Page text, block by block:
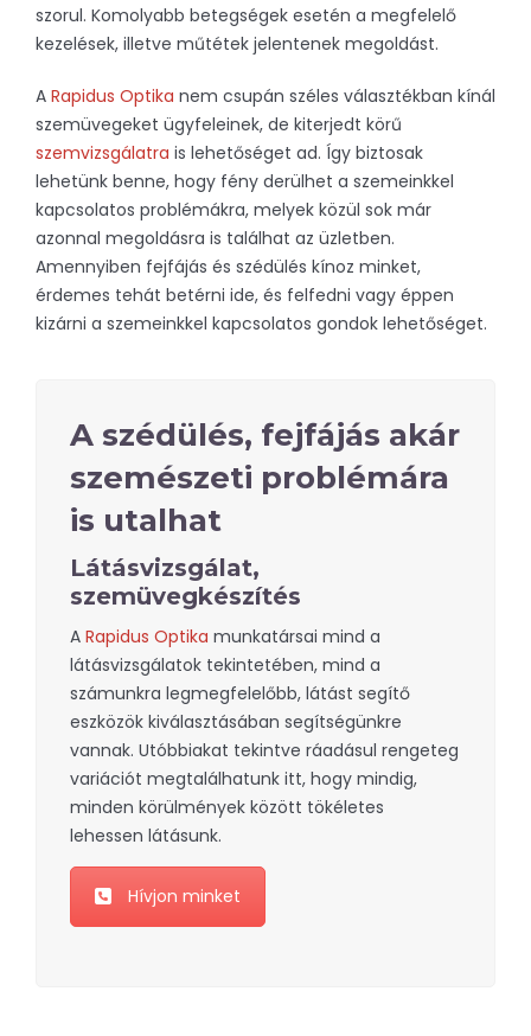
szorul. Komolyabb betegségek esetén a megfelelő
kezelések, illetve műtétek jelentenek megoldást.
A Rapidus Optika nem csupán széles választékban kínál
szemüvegeket ügyfeleinek, de kiterjedt körű
szemvizsgálatra is lehetőséget ad. Így biztosak
lehetünk benne, hogy fény derülhet a szemeinkkel
kapcsolatos problémákra, melyek közül sok már
azonnal megoldásra is találhat az üzletben.
Amennyiben fejfájás és szédülés kínoz minket,
érdemes tehát betérni ide, és felfedni vagy éppen
kizárni a szemeinkkel kapcsolatos gondok lehetőséget.
A szédülés, fejfájás akár
szemészeti problémára
is utalhat
Látásvizsgálat,
szemüvegkészítés
A Rapidus Optika munkatársai mind a
látásvizsgálatok tekintetében, mind a
számunkra legmegfelelőbb, látást segítő
eszközök kiválasztásában segítségünkre
vannak. Utóbbiakat tekintve ráadásul rengeteg
variációt megtalálhatunk itt, hogy mindig,
minden körülmények között tökéletes
lehessen látásunk.
Hívjon minket